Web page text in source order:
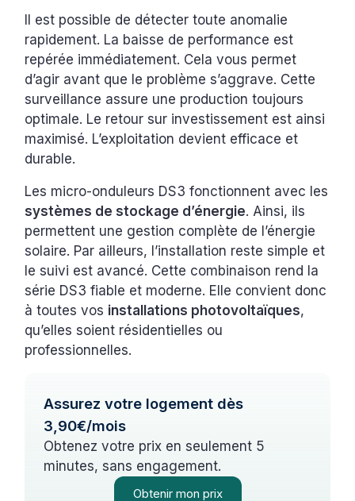
Il est possible de détecter toute anomalie
rapidement. La baisse de performance est
repérée immédiatement. Cela vous permet
d’agir avant que le problème s’aggrave. Cette
surveillance assure une production toujours
optimale. Le retour sur investissement est ainsi
maximisé. L’exploitation devient efficace et
durable.
Les micro-onduleurs DS3 fonctionnent avec les
systèmes de stockage d’énergie. Ainsi, ils
permettent une gestion complète de l’énergie
solaire. Par ailleurs, l’installation reste simple et
le suivi est avancé. Cette combinaison rend la
série DS3 fiable et moderne. Elle convient donc
à toutes vos installations photovoltaïques,
qu’elles soient résidentielles ou
professionnelles.
Assurez votre logement dès
3,90€/mois
Obtenez votre prix en seulement 5
minutes, sans engagement.
Obtenir mon prix